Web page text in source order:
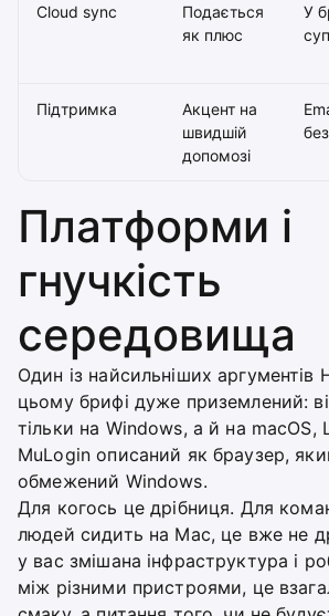
Cloud sync
Подається
як плюс
У
Підтримка
Акцент на
швидшій
допомозі
Платформи і
гнучкість
середовища
Один із найсильніших аргументів
цьому брифі дуже приземлений:
тільки на Windows, а й на macOS,
MuLogin описаний як браузер,
обмежений Windows.
Для когось це дрібниця. Для
людей сидить на Mac, це вже не
у вас змішана інфраструктура і
між різними пристроями, це